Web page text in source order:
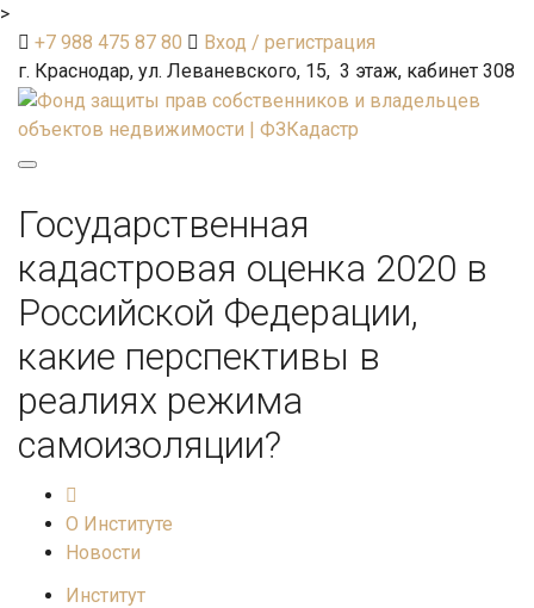
>
+7 988 475 87 80
Вход / регистрация
г. Краснодар, ул. Леваневского, 15, 3 этаж, кабинет 308
navigation
Государственная
кадастровая оценка 2020 в
Российской Федерации,
какие перспективы в
реалиях режима
самоизоляции?
О Институте
Новости
Институт